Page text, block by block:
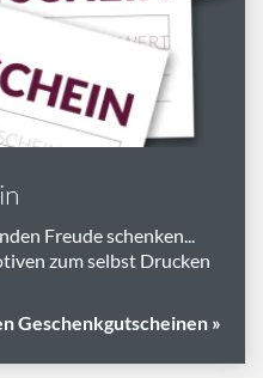
Freude schenken...
zum selbst Drucken
Geschenkgutscheinen »